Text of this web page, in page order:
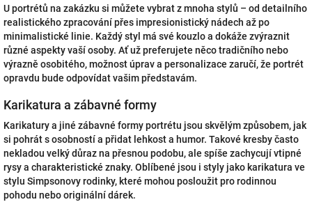
U portrétů na zakázku si můžete vybrat z mnoha stylů – od detailního
realistického zpracování přes impresionistický nádech až po
minimalistické linie. Každý styl má své kouzlo a dokáže zvýraznit
různé aspekty vaší osoby. Ať už preferujete něco tradičního nebo
výrazně osobitého, možnost úprav a personalizace zaručí, že portrét
opravdu bude odpovídat vašim představám.
Karikatura a zábavné formy
Karikatury a jiné zábavné formy portrétu jsou skvělým způsobem, jak
si pohrát s osobností a přidat lehkost a humor. Takové kresby často
nekladou velký důraz na přesnou podobu, ale spíše zachycují vtipné
rysy a charakteristické znaky. Oblíbené jsou i styly jako karikatura ve
stylu Simpsonovy rodinky, které mohou posloužit pro rodinnou
pohodu nebo originální dárek.